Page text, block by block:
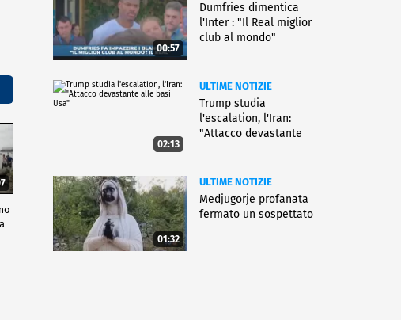
00:57
Dumfries dimentica
l'Inter : "Il Real miglior
club al mondo"
02:13
ULTIME NOTIZIE
Trump studia
l'escalation, l'Iran:
"Attacco devastante
01:32
ULTIME NOTIZIE
Medjugorje profanata
fermato un sospettato